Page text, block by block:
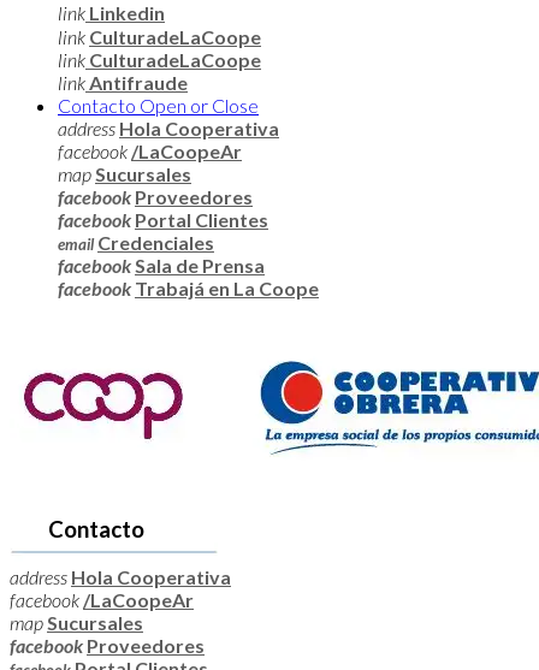
link Linkedin
link CulturadeLaCoope
link CulturadeLaCoope
linkAntifraude
Contacto Open or Close
address Hola Cooperativa
facebook /LaCoopeAr
mapSucursales
facebook Proveedores
facebook Portal Clientes
email Credenciales
facebookSala de Prensa
facebook Trabajá en La Coope
Contacto
address Hola Cooperativa
facebook /LaCoopeAr
mapSucursales
facebook Proveedores